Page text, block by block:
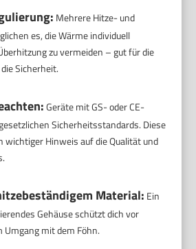
Mehrere Hitze- und
es, die Wärme individuell
zu vermeiden – gut für die
Sicherheit.
Geräte mit GS- oder CE-
Sicherheitsstandards. Diese
wichtiger Hinweis auf die Qualität und
Material: Ein
Gehäuse schützt dich vor
Umgang mit dem Föhn.